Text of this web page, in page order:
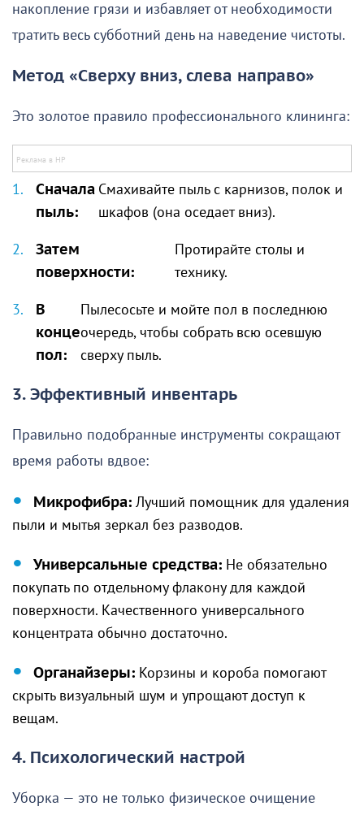
накопление грязи и избавляет от необходимости
тратить весь субботний день на наведение чистоты.
Метод «Сверху вниз, слева направо»
Это золотое правило профессионального клининга:
Сначала
пыль:
Смахивайте пыль с карнизов, полок и
шкафов (она оседает вниз).
Затем
поверхности:
Протирайте столы и
технику.
В
конце
пол:
Пылесосьте и мойте пол в последнюю
очередь, чтобы собрать всю осевшую
сверху пыль.
3. Эффективный инвентарь
Правильно подобранные инструменты сокращают
время работы вдвое:
Микрофибра: Лучший помощник для удаления
пыли и мытья зеркал без разводов.
Универсальные средства: Не обязательно
покупать по отдельному флакону для каждой
поверхности. Качественного универсального
концентрата обычно достаточно.
Органайзеры: Корзины и короба помогают
скрыть визуальный шум и упрощают доступ к
вещам.
4. Психологический настрой
Уборка — это не только физическое очищение